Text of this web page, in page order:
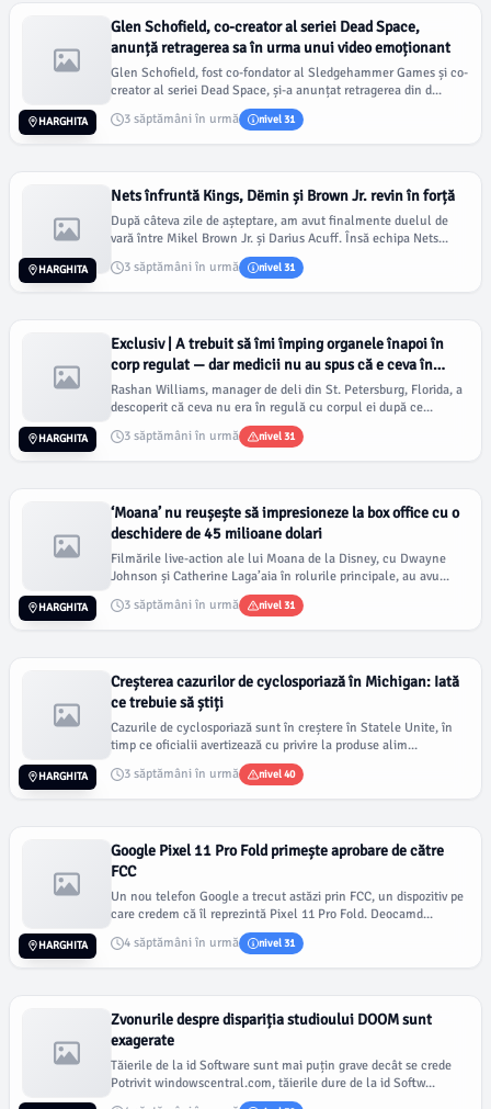
Glen Schofield, co-creator al seriei Dead Space,
anunță retragerea sa în urma unui video emoționant
Glen Schofield, fost co-fondator al Sledgehammer Games și co-
creator al seriei Dead Space, și-a anunțat retragerea din d...
3 săptămâni în urmă
nivel 31
HARGHITA
Nets înfruntă Kings, Dëmin și Brown Jr. revin în forță
După câteva zile de așteptare, am avut finalmente duelul de
vară între Mikel Brown Jr. și Darius Acuff. Însă echipa Nets...
3 săptămâni în urmă
nivel 31
HARGHITA
Exclusiv | A trebuit să îmi împing organele înapoi în
corp regulat — dar medicii nu au spus că e ceva în
neregulă
Rashan Williams, manager de deli din St. Petersburg, Florida, a
descoperit că ceva nu era în regulă cu corpul ei după ce...
3 săptămâni în urmă
nivel 31
HARGHITA
‘Moana’ nu reușește să impresioneze la box office cu o
deschidere de 45 milioane dolari
Filmările live-action ale lui Moana de la Disney, cu Dwayne
Johnson și Catherine Laga’aia în rolurile principale, au avu...
3 săptămâni în urmă
nivel 31
HARGHITA
Creșterea cazurilor de cyclosporiază în Michigan: Iată
ce trebuie să știți
Cazurile de cyclosporiază sunt în creștere în Statele Unite, în
timp ce oficialii avertizează cu privire la produse alim...
3 săptămâni în urmă
nivel 40
HARGHITA
Google Pixel 11 Pro Fold primește aprobare de către
FCC
Un nou telefon Google a trecut astăzi prin FCC, un dispozitiv pe
care credem că îl reprezintă Pixel 11 Pro Fold. Deocamd...
4 săptămâni în urmă
nivel 31
HARGHITA
Zvonurile despre dispariția studioului DOOM sunt
exagerate
Tăierile de la id Software sunt mai puțin grave decât se crede
Potrivit windowscentral.com, tăierile dure de la id Softw...